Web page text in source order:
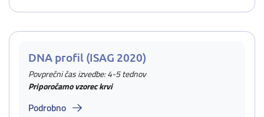
DNA profil (ISAG 2020)
Povprečni čas izvedbe: 4-5 tednov
Priporočamo vzorec krvi
Podrobno